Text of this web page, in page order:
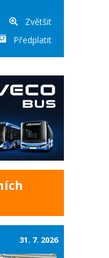
Zvětšit
Předplatit
31. 7. 2026